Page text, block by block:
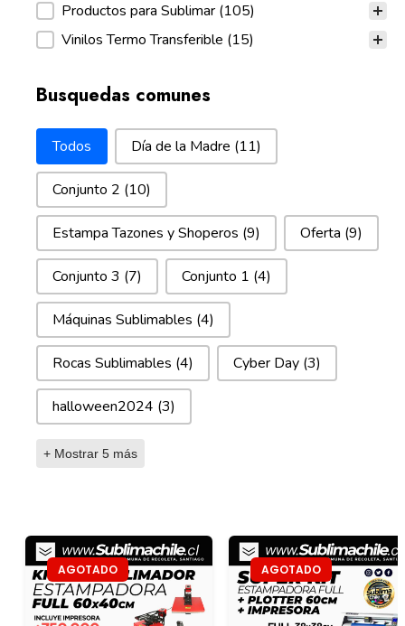
Productos para Sublimar (105)
Vinilos Termo Transferible (15)
Busquedas comunes
Busquedas comunes
Todos Día de la Madre (11)
Conjunto 2 (10)
Estampa Tazones y Shoperos (9) Oferta (9)
Conjunto 3 (7) Conjunto 1 (4)
Máquinas Sublimables (4)
Rocas Sublimables (4) Cyber Day (3)
halloween2024 (3)
+ Mostrar 5 más
AGOTADO AGOTADO